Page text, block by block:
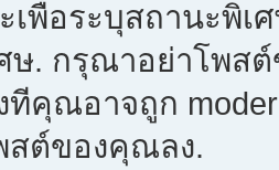
พื่อระบุสถานะพิเศ
ษ. กรุณาอย่าโพส
ทีคุณอาจถูก
สต์ของคุณลง.